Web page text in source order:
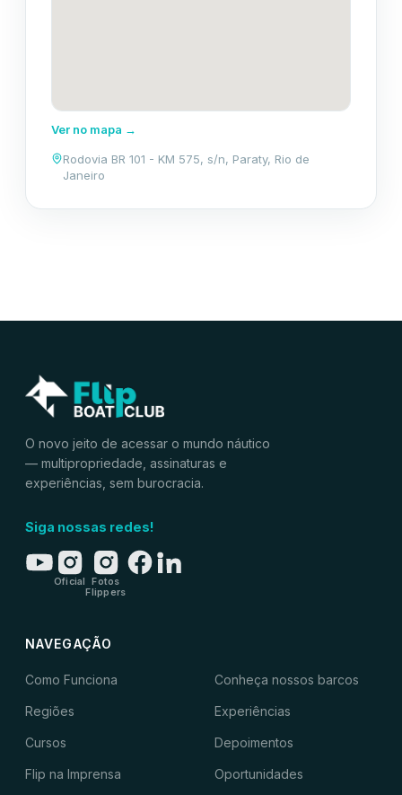
Ver no mapa →
Rodovia BR 101 - KM 575, s/n, Paraty, Rio de
Janeiro
O novo jeito de acessar o mundo náutico
— multipropriedade, assinaturas e
experiências, sem burocracia.
Siga nossas redes!
Oficial
Fotos
Flippers
NAVEGAÇÃO
Como Funciona Conheça nossos barcos
Regiões Experiências
Cursos Depoimentos
Flip na Imprensa Oportunidades